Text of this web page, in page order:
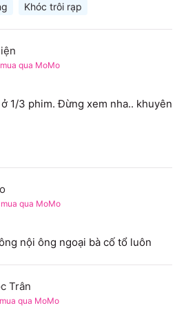
Khóc trôi rạp
qua MoMo
1/3 phim. Đừng xem nha.. khuyên
qua MoMo
nội ông ngoại bà cố tổ luôn
Trân
qua MoMo